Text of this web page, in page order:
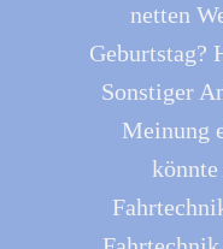
netten
Geburtstag?
Sonstiger
Meinung